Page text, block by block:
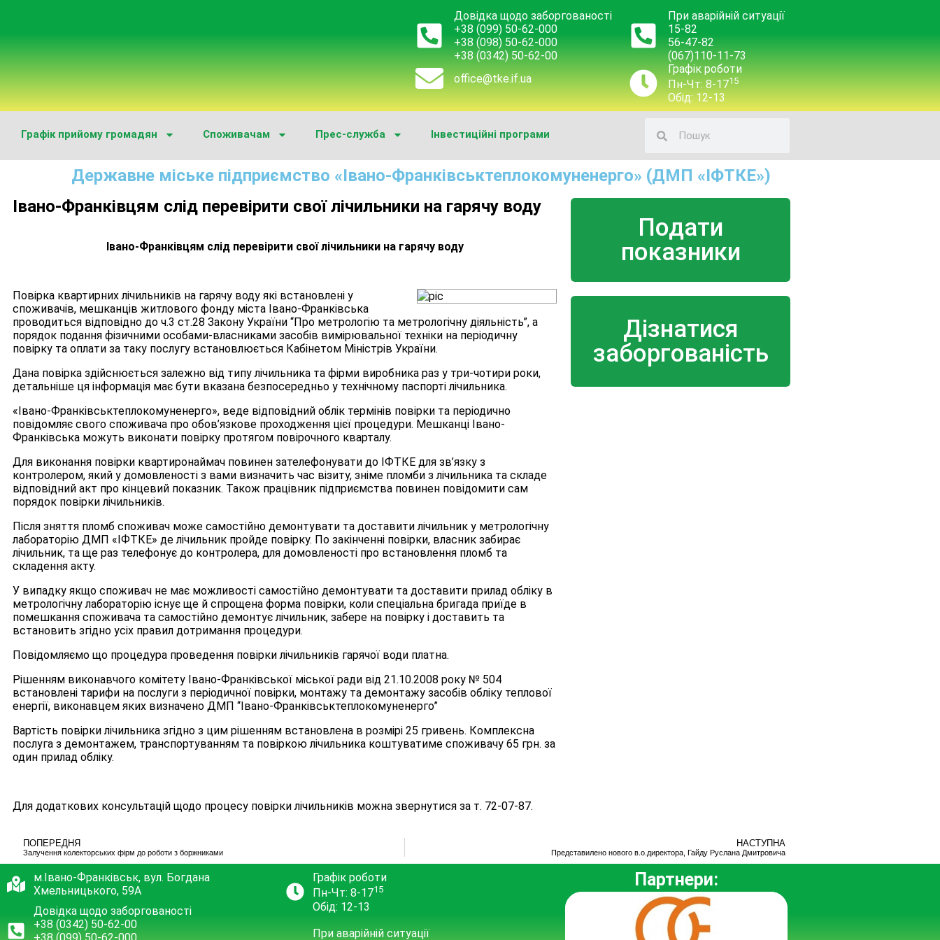
Довідка щодо заборгованості
+38 (099) 50-62-000
+38 (098) 50-62-000
+38 (0342) 50-62-00
office@tke.if.ua
При аварійній ситуації
15-82
56-47-82
(067)110-11-73
Графік роботи
Пн-Чт: 8-1715
Обід: 12-13
Графік прийому громадян Споживачам Прес-служба Інвестиційні програми
Державне міське підприємство «Івано-Франківськтеплокомуненерго» (ДМП «ІФТКЕ»)
Івано-Франківцям слід перевірити свої лічильники на гарячу воду
Івано-Франківцям слід перевірити свої лічильники на гарячу воду
Повірка квартирних лічильників на гарячу воду які встановлені у
споживачів, мешканців житлового фонду міста Івано-Франківська
проводиться відповідно до ч.3 ст.28 Закону України “Про метрологію та метрологічну діяльність”, а
порядок подання фізичними особами-власниками засобів вимірювальної техніки на періодичну
повірку та оплати за таку послугу встановлюється Кабінетом Міністрів України.
Дана повірка здійснюється залежно від типу лічильника та фірми виробника раз у три-чотири роки,
детальніше ця інформація має бути вказана безпосередньо у технічному паспорті лічильника.
«Івано-Франківськтеплокомуненерго», веде відповідний облік термінів повірки та періодично
повідомляє свого споживача про обов’язкове проходження цієї процедури. Мешканці Івано-
Франківська можуть виконати повірку протягом повірочного кварталу.
Для виконання повірки квартиронаймач повинен зателефонувати до ІФТКЕ для зв’язку з
контролером, який у домовленості з вами визначить час візиту, зніме пломби з лічильника та складе
відповідний акт про кінцевий показник. Також працівник підприємства повинен повідомити сам
порядок повірки лічильників.
Після зняття пломб споживач може самостійно демонтувати та доставити лічильник у метрологічну
лабораторію ДМП «ІФТКЕ» де лічильник пройде повірку. По закінченні повірки, власник забирає
лічильник, та ще раз телефонує до контролера, для домовленості про встановлення пломб та
складення акту.
У випадку якщо споживач не має можливості самостійно демонтувати та доставити прилад обліку в
метрологічну лабораторію існує ще й спрощена форма повірки, коли спеціальна бригада приїде в
помешкання споживача та самостійно демонтує лічильник, забере на повірку і доставить та
встановить згідно усіх правил дотримання процедури.
Повідомляємо що процедура проведення повірки лічильників гарячої води платна.
Рішенням виконавчого комітету Івано-Франківської міської ради від 21.10.2008 року № 504
встановлені тарифи на послуги з періодичної повірки, монтажу та демонтажу засобів обліку теплової
енергії, виконавцем яких визначено ДМП “Івано-Франківськтеплокомуненерго”
Вартість повірки лічильника згідно з цим рішенням встановлена в розмірі 25 гривень. Комплексна
послуга з демонтажем, транспортуванням та повіркою лічильника коштуватиме споживачу 65 грн. за
один прилад обліку.
Для додаткових консультацій щодо процесу повірки лічильників можна звернутися за т. 72-07-87.
Подати
показники
Дізнатися
заборгованість
ПОПЕРЕДНЯ
Залучення колекторських фірм до роботи з боржниками
НАСТУПНА
Представилено нового в.о.директора, Гайду Руслана Дмитровича
м.Івано-Франківськ, вул. Богдана
Хмельницького, 59А
Довідка щодо заборгованості
+38 (0342) 50-62-00
Графік роботи
Пн-Чт: 8-1715
Обід: 12-13
При аварійній ситуації
Партнери: